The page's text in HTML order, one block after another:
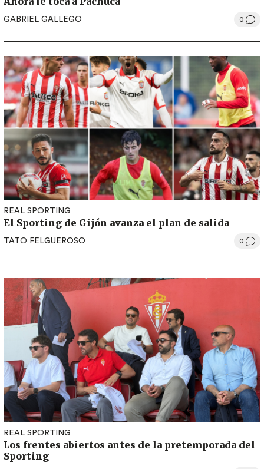
GABRIEL GALLEGO 0
REAL SPORTING
El Sporting de Gijón avanza el plan de salida
TATO FELGUEROSO 0
REAL SPORTING
Los frentes abiertos antes de la pretemporada del
Sporting